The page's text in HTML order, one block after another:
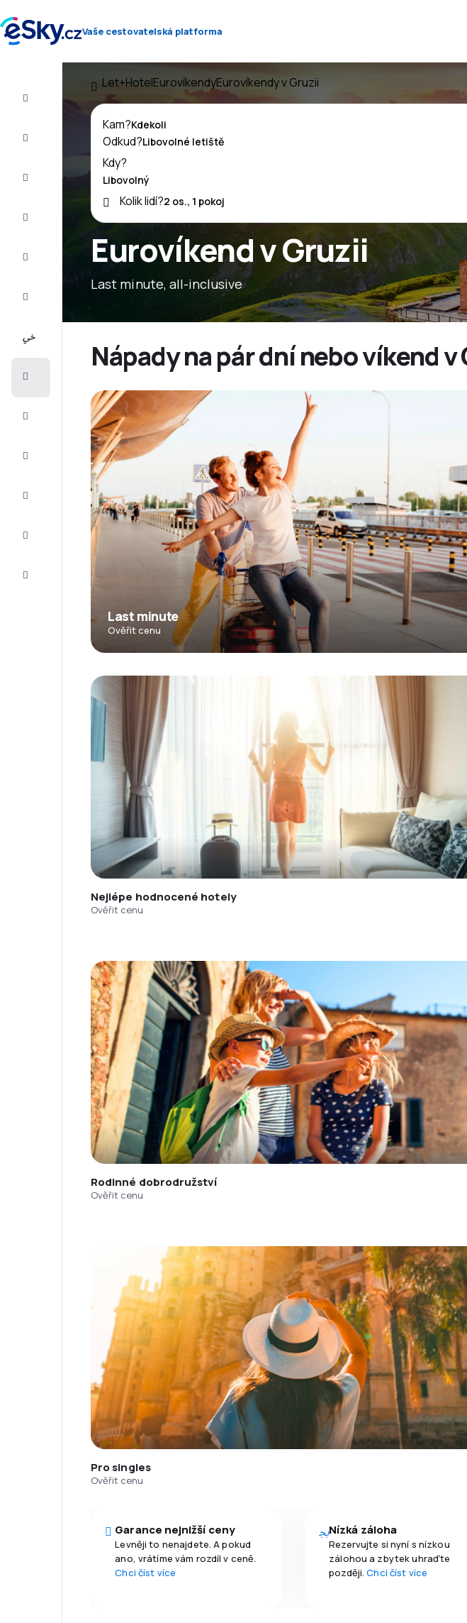
Vaše cestovatelská platforma
Let+Hotel
Dovolená
Let+HotelEurovíkendyEurovíkendy v Gruzii
Eurovíkend v Gruzii
Last minute, all-inclusive
Kam?
Odkud?
Kdy?
Kolik lidí?
Nápady na pár dní nebo víkend
Last minute
Ověřit cenu
Nejlépe hodnocené hotely
Ověřit cenu
Rodinné dobrodružství
Ověřit cenu
Pro singles
Ověřit cenu
Garance nejnižší ceny
Levněji to nenajdete. A pokud
ano, vrátíme vám rozdíl v ceně.
Chci číst více
Nízká záloha
Rezervujte si nyní s nízkou
zálohou a zbytek uhraďte
později.Chci číst více